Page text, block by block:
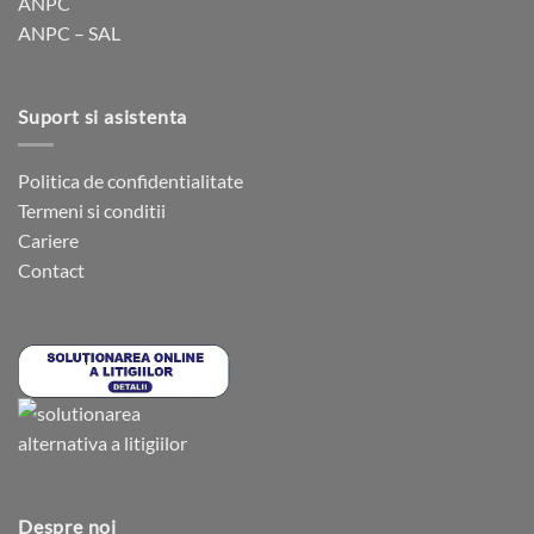
ANPC – SAL
Suport si asistenta
Politica de confidentialitate
Termeni si conditii
Cariere
Contact
Despre noi